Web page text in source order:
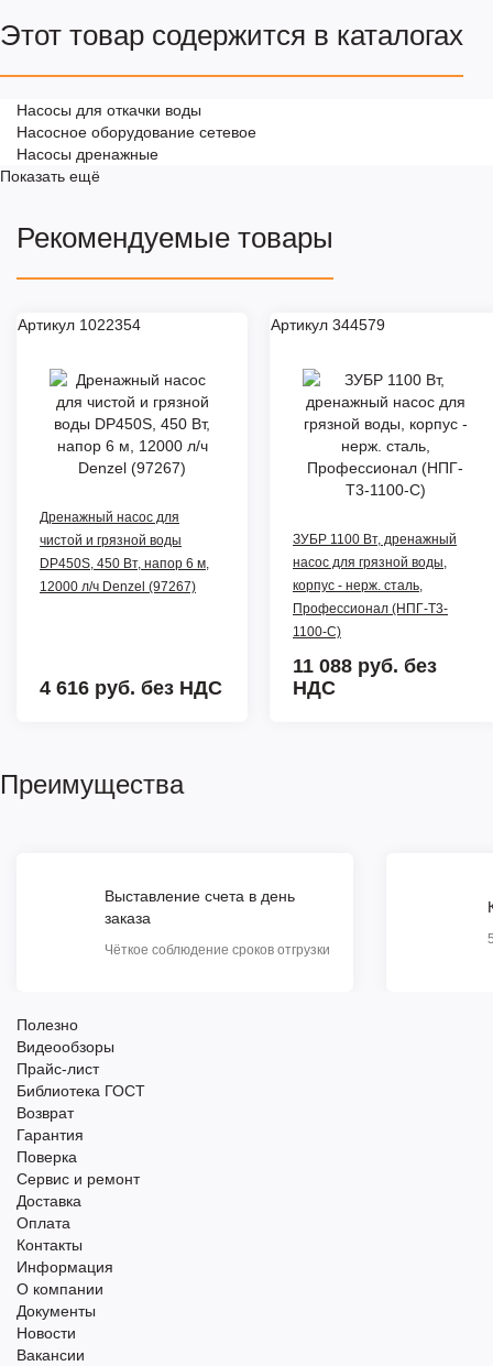
Этот товар содержится в каталогах
Насосы для откачки воды
Насосное оборудование сетевое
Насосы дренажные
Показать ещё
Рекомендуемые товары
Артикул 1022354
Дренажный насос для
чистой и грязной воды
DP450S, 450 Вт, напор 6 м,
12000 л/ч Denzel (97267)
4 616 руб. без НДС
Артикул 344579
ЗУБР 1100 Вт, дренажный
насос для грязной воды,
корпус - нерж. сталь,
Профессионал (НПГ-Т3-
1100-С)
11 088 руб. без
НДС
Преимущества
Выставление счета в день
заказа
Чёткое соблюдение сроков отгрузки
Полезно
Видеообзоры
Прайс-лист
Библиотека ГОСТ
Возврат
Гарантия
Поверка
Сервис и ремонт
Доставка
Оплата
Контакты
Информация
О компании
Документы
Новости
Вакансии